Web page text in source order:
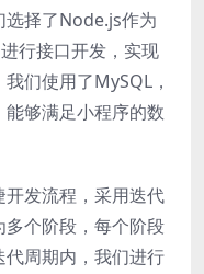
选择了Node.js作为
行接口开发，实现
们使用了MySQL，
够满足小程序的数
发流程，采用迭代
个阶段，每个阶段
周期内，我们进行